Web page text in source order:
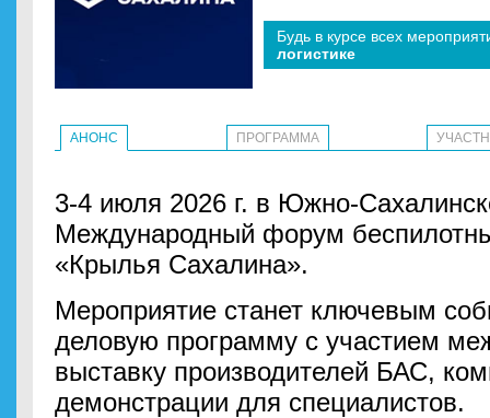
Будь в курсе всех
логистике
АНОНС ПРОГРАММА
3-4 июля 2026 г. в Южно-
Международный форум
«Крылья Сахалина».
Мероприятие станет ключевым
деловую программу с участием
выставку производителей БАС,
демонстрации для специалистов.